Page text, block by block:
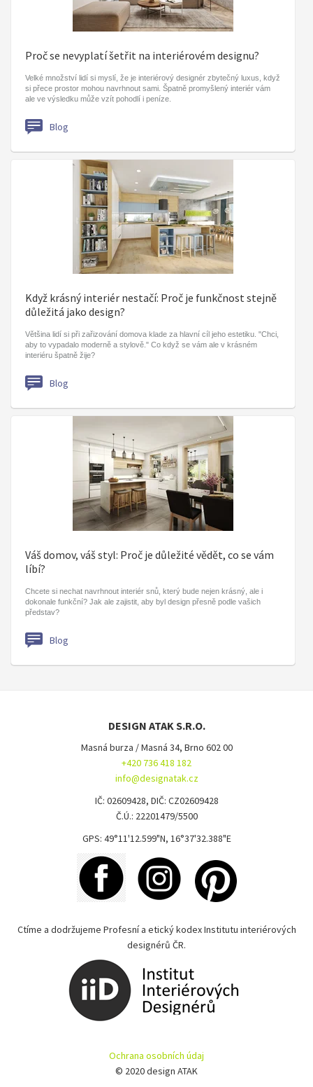
Proč se nevyplatí šetřit na interiérovém designu?
Velké množství lidí si myslí, že je interiérový designér zbytečný luxus, když
si přece prostor mohou navrhnout sami. Špatně promyšlený interiér vám
ale ve výsledku může vzít pohodlí i peníze.
Blog
Když krásný interiér nestačí: Proč je funkčnost stejně
důležitá jako design?
Většina lidí si při zařizování domova klade za hlavní cíl jeho estetiku. "Chci,
aby to vypadalo moderně a stylově." Co když se vám ale v krásném
interiéru špatně žije?
Blog
Váš domov, váš styl: Proč je důležité vědět, co se vám
líbí?
Chcete si nechat navrhnout interiér snů, který bude nejen krásný, ale i
dokonale funkční? Jak ale zajistit, aby byl design přesně podle vašich
představ?
Blog
DESIGN ATAK S.R.O.
Masná burza / Masná 34, Brno 602 00
+420 736 418 182
info@designatak.cz
IČ: 02609428, DIČ: CZ02609428
Č.Ú.: 22201479/5500
GPS: 49°11'12.599"N, 16°37'32.388"E
Ctíme a dodržujeme Profesní a etický kodex Institutu interiérových
designérů ČR.
Ochrana osobních údaj
© 2020 design ATAK